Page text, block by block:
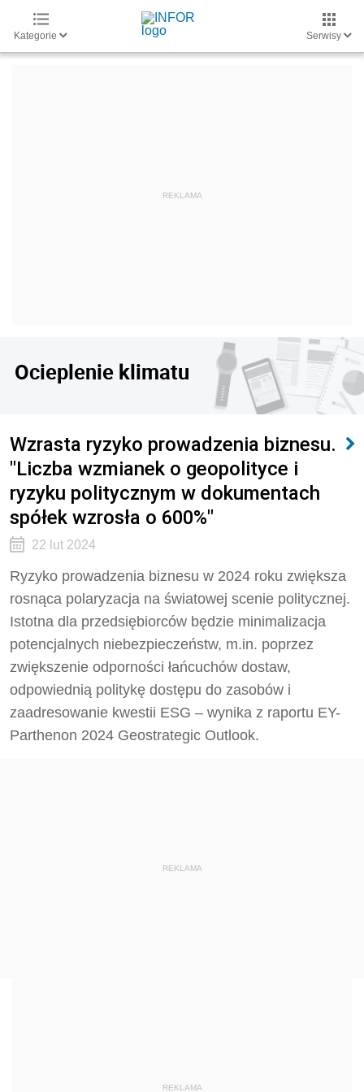
Kategorie Serwisy
Ocieplenie klimatu
Wzrasta ryzyko prowadzenia biznesu.
"Liczba wzmianek o geopolityce i
ryzyku politycznym w dokumentach
spółek wzrosła o 600%"
22 lut 2024
Ryzyko prowadzenia biznesu w 2024 roku zwiększa
rosnąca polaryzacja na światowej scenie politycznej.
Istotna dla przedsiębiorców będzie minimalizacja
potencjalnych niebezpieczeństw, m.in. poprzez
zwiększenie odporności łańcuchów dostaw,
odpowiednią politykę dostępu do zasobów i
zaadresowanie kwestii ESG – wynika z raportu EY-
Parthenon 2024 Geostrategic Outlook.
REKLAMA
REKLAMA